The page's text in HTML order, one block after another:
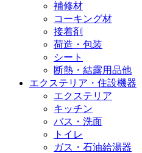
補修材
コーキング材
接着剤
荷造・包装
シート
断熱・結露用品他
エクステリア・住設機器
エクステリア
キッチン
バス・洗面
トイレ
ガス・石油給湯器